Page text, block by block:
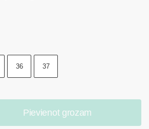
36 37
Pievienot grozam